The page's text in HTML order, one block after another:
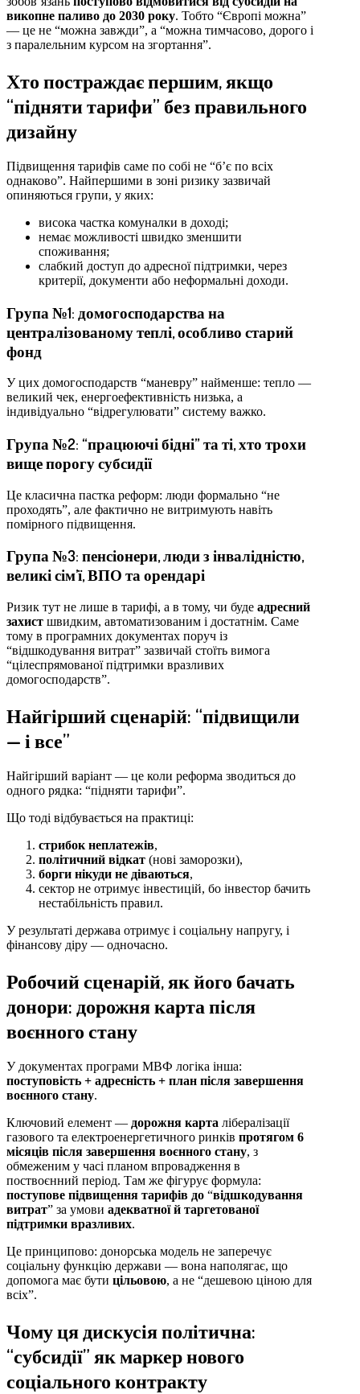
викопне паливо до 2030 року. Тобто “Європі можна”
— це не “можна завжди”, а “можна тимчасово, дорого і
з паралельним курсом на згортання”.
Хто постраждає першим, якщо
“підняти тарифи” без правильного
дизайну
Підвищення тарифів саме по собі не “б’є по всіх
однаково”. Найпершими в зоні ризику зазвичай
опиняються групи, у яких:
висока частка комуналки в доході;
немає можливості швидко зменшити
споживання;
слабкий доступ до адресної підтримки, через
критерії, документи або неформальні доходи.
Група №1: домогосподарства на
централізованому теплі, особливо старий
фонд
У цих домогосподарств “маневру” найменше: тепло —
великий чек, енергоефективність низька, а
індивідуально “відрегулювати” систему важко.
Група №2: “працюючі бідні” та ті, хто трохи
вище порогу субсидії
Це класична пастка реформ: люди формально “не
проходять”, але фактично не витримують навіть
помірного підвищення.
Група №3: пенсіонери, люди з інвалідністю,
великі сім’ї, ВПО та орендарі
Ризик тут не лише в тарифі, а в тому, чи буде адресний
захист швидким, автоматизованим і достатнім. Саме
тому в програмних документах поруч із
“відшкодування витрат” зазвичай стоїть вимога
“цілеспрямованої підтримки вразливих
домогосподарств”.
Найгірший сценарій: “підвищили
— і все”
Найгірший варіант — це коли реформа зводиться до
одного рядка: “підняти тарифи”.
Що тоді відбувається на практиці:
стрибок неплатежів,
політичний відкат (нові заморозки),
борги нікуди не діваються,
сектор не отримує інвестицій, бо інвестор бачить
нестабільність правил.
У результаті держава отримує і соціальну напругу, і
фінансову діру — одночасно.
Робочий сценарій, як його бачать
донори: дорожня карта після
воєнного стану
У документах програми МВФ логіка інша:
поступовість + адресність + план після завершення
воєнного стану.
Ключовий елемент — дорожня карта лібералізації
газового та електроенергетичного ринків протягом 6
місяців після завершення воєнного стану, з
обмеженим у часі планом впровадження в
поствоєнний період. Там же фігурує формула:
поступове підвищення тарифів до “відшкодування
витрат” за умови адекватної й таргетованої
підтримки вразливих.
Це принципово: донорська модель не заперечує
соціальну функцію держави — вона наполягає, що
допомога має бути цільовою, а не “дешевою ціною для
всіх”.
Чому ця дискусія політична:
“субсидії” як маркер нового
соціального контракту